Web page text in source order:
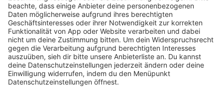
HOME
MUSIK
Playlist